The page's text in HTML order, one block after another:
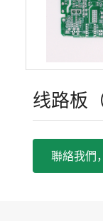
线路板
聯絡我們